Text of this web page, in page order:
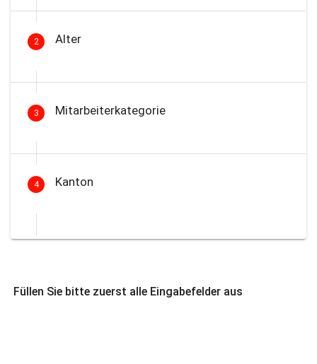
2 Alter
3 Mitarbeiterkategorie
4 Kanton
Füllen Sie bitte zuerst alle Eingabefelder aus